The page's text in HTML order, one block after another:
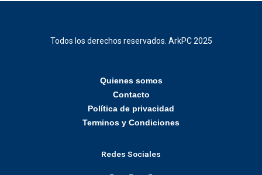
Todos los derechos reservados. ArkPC 2025
Quienes somos
Contacto
Política de privacidad
Terminos y Condiciones
Redes Sociales